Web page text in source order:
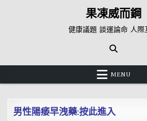
果凍威而鋼
健康議題 談運論命 人際
MENU
男性陽痿早洩藥:按此進入